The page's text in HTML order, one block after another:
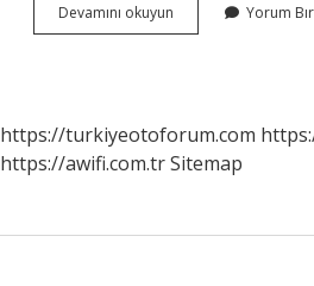
Devamını okuyun Tarihteki
Ilk
Yorum
https://turkiyeotoforum.com
https://awifi.com.trSitemap